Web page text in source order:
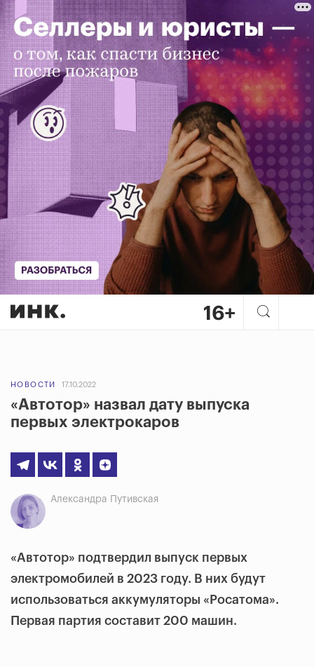
НОВОСТИ 17.10.2022
«Автотор» назвал дату выпуска
первых электрокаров
Александра Путивская
«Автотор» подтвердил выпуск первых
электромобилей в 2023 году. В них будут
использоваться аккумуляторы «Росатома».
Первая партия составит 200 машин.